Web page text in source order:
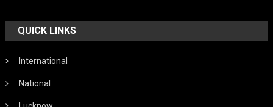
QUICK LINKS
International
National